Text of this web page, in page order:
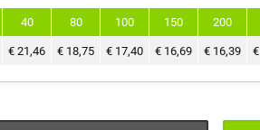
40 80 100 150 200
€ 21,46 € 18,75 € 17,40 € 16,69 € 16,39 €